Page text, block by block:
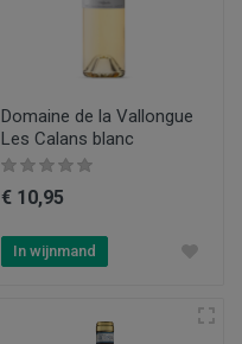
Domaine de la Vallongue
Les Calans blanc
€ 10,95
In wijnmand